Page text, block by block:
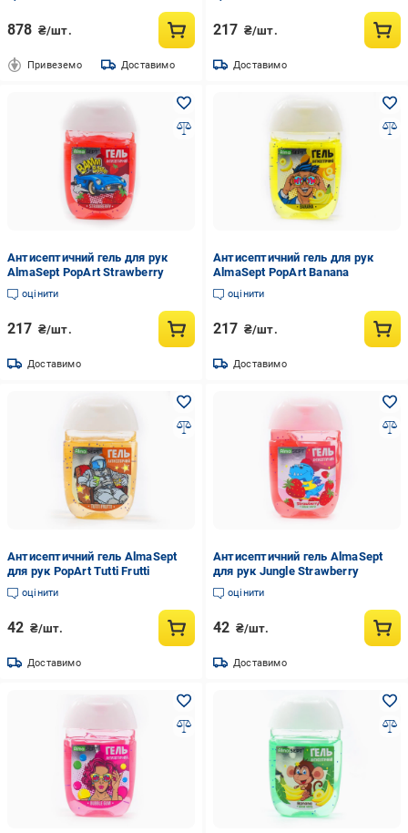
878 ₴/шт.
Привеземо Доставимо
217 ₴/шт.
Доставимо
Антисептичний гель для рук
AlmaSept PopArt Strawberry
оцінити
217 ₴/шт.
Доставимо
Антисептичний гель для рук
AlmaSept PopArt Banana
оцінити
217 ₴/шт.
Доставимо
Антисептичний гель AlmaSept
для рук PopArt Tutti Frutti
оцінити
42 ₴/шт.
Доставимо
Антисептичний гель AlmaSept
для рук Jungle Strawberry
оцінити
42 ₴/шт.
Доставимо